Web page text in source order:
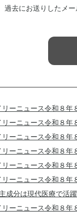
過去にお送りしたメ
リーニュース令和８年
リーニュース令和８年
リーニュース令和８年
リーニュース令和８年
リーニュース令和８年
リーニュース令和８年
成分は現代医療で活
リーニュース令和８年